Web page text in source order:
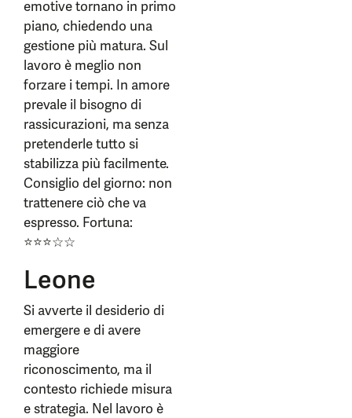
emotive tornano in primo
piano, chiedendo una
gestione più matura. Sul
lavoro è meglio non
forzare i tempi. In amore
prevale il bisogno di
rassicurazioni, ma senza
pretenderle tutto si
stabilizza più facilmente.
Consiglio del giorno: non
trattenere ciò che va
espresso. Fortuna:
⭐⭐⭐☆☆
Leone
Si avverte il desiderio di
emergere e di avere
maggiore
riconoscimento, ma il
contesto richiede misura
e strategia. Nel lavoro è